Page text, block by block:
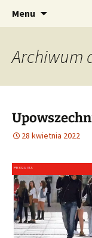
Menu
Archiwum
28 kwietnia 2022